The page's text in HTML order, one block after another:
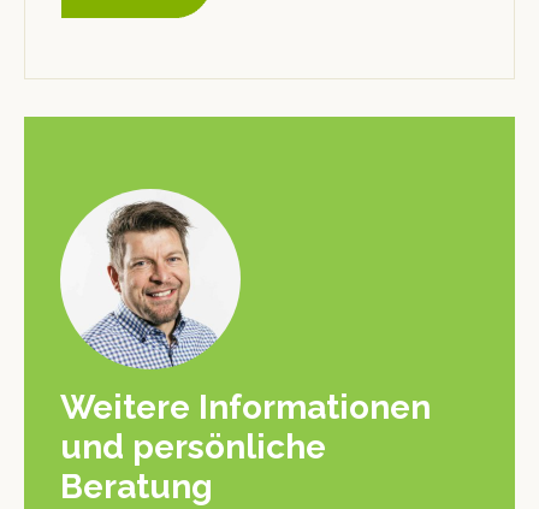
Weitere Informationen
und persönliche
Beratung